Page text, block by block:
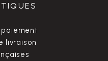
livraison